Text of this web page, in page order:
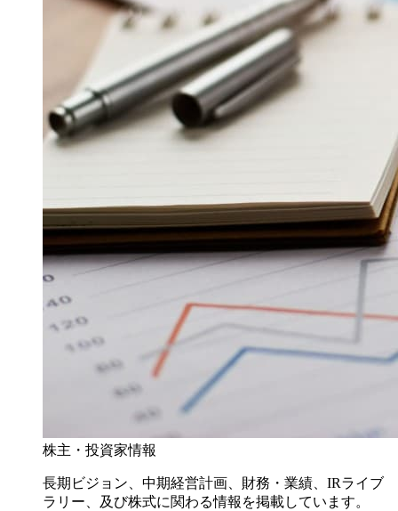
株主・投資家情報
長期ビジョン、中期経営計画、財務・業績、IRライブ
ラリー、及び株式に関わる情報を掲載しています。